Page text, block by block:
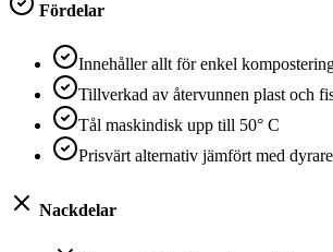
Fördelar
Innehåller allt för enkel
Tillverkad av återvunnen plast och
Tål maskindisk upp till 50° C
Prisvärt alternativ jämfört med
Nackdelar